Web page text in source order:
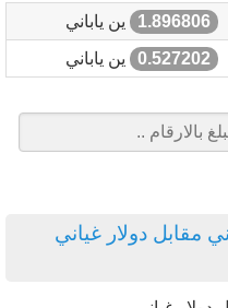
1.896806
ين ياباني
0.527202 ين ياباني
مقابل دولار غياني